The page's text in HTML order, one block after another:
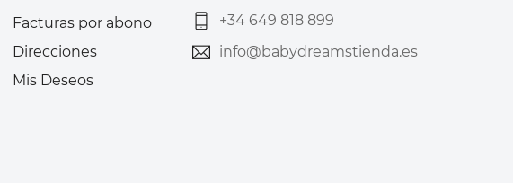
Facturas por abono
Direcciones
Mis Deseos
+34 649 818 899
info@babydreamstienda.es